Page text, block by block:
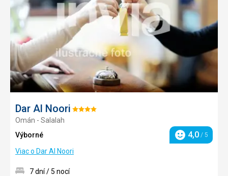
Dar Al Noori Hodnotenie:
Omán - Salalah
Výborné
Hodnotenie
4,0 / 5
Viac o Dar Al Noori
7 dní / 5 nocí